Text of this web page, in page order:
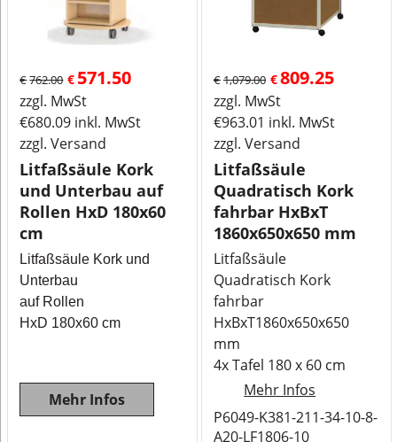
€762.00 € 571.50
zzgl. MwSt
€680.09 inkl. MwSt
zzgl. Versand
Litfaßsäule Kork
und Unterbau auf
Rollen HxD 180x60
cm
Litfaßsäule Kork und
Unterbau
auf Rollen
HxD 180x60 cm
Mehr Infos
€1,079.00 €809.25
zzgl. MwSt
€963.01 inkl. MwSt
zzgl. Versand
Litfaßsäule
Quadratisch Kork
fahrbar HxBxT
1860x650x650 mm
Litfaßsäule
Quadratisch Kork
fahrbar
HxBxT1860x650x650
mm
4x Tafel 180 x 60 cm
Mehr Infos
P6049-K381-211-34-10-8-
A20-LF1806-10